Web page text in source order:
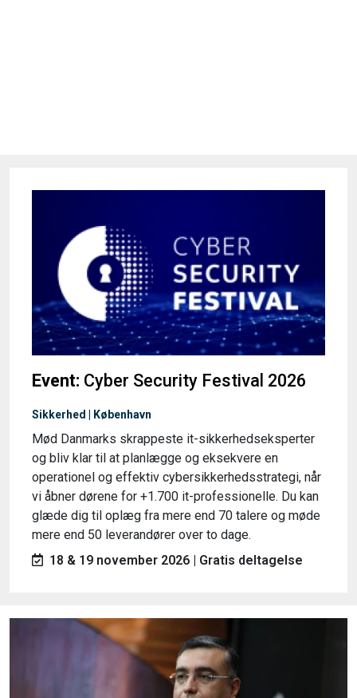
Event: Cyber Security Festival 2026
Sikkerhed | København
Mød Danmarks skrappeste it-sikkerhedseksperter
og bliv klar til at planlægge og eksekvere en
operationel og effektiv cybersikkerhedsstrategi, når
vi åbner dørene for +1.700 it-professionelle. Du kan
glæde dig til oplæg fra mere end 70 talere og møde
mere end 50 leverandører over to dage.
18 & 19 november 2026 | Gratis deltagelse